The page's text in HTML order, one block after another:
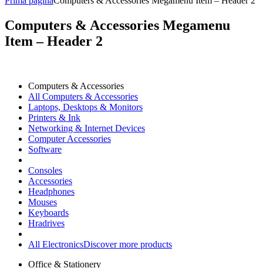
Computers & Accessories Megamenu
Item – Header 2
Computers & Accessories
All Computers & Accessories
Laptops, Desktops & Monitors
Printers & Ink
Networking & Internet Devices
Computer Accessories
Software
Consoles
Accessories
Headphones
Mouses
Keyboards
Hradrives
All ElectronicsDiscover more products
Office & Stationery